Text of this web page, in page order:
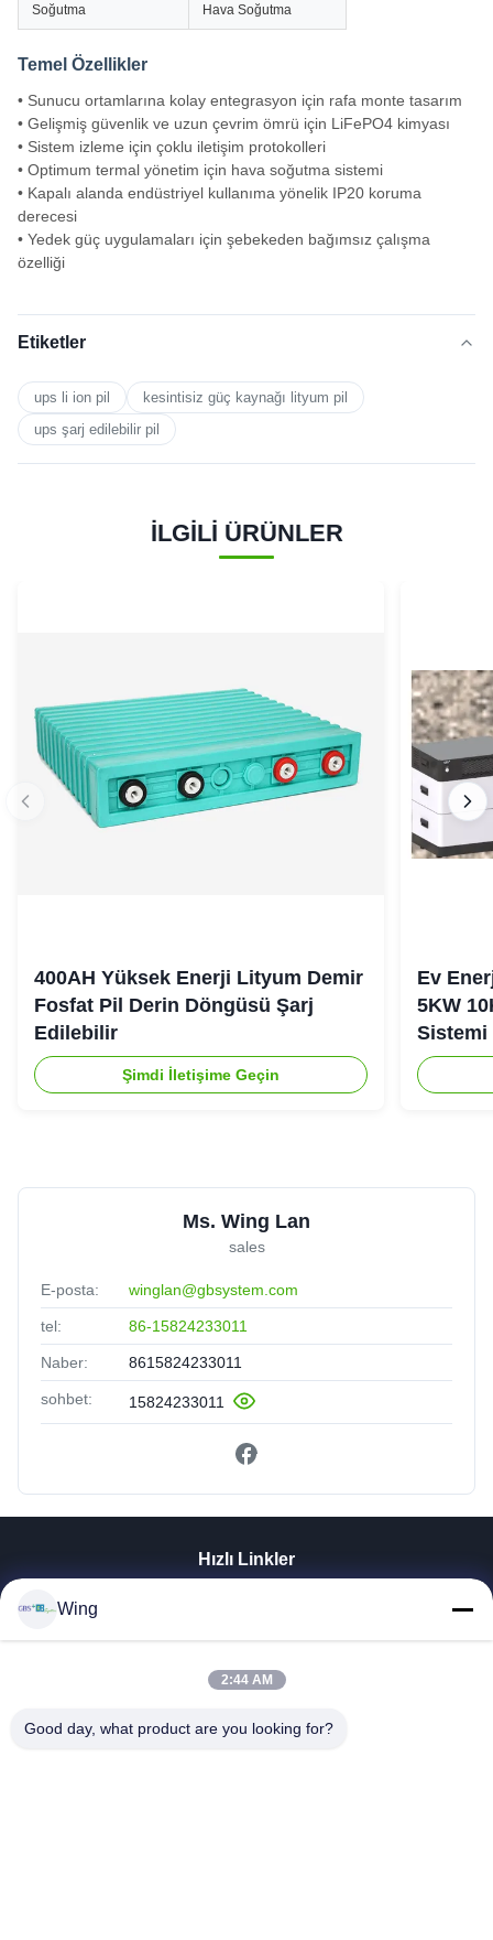
Soğutma Hava Soğutma
Temel Özellikler
• Sunucu ortamlarına kolay entegrasyon için rafa monte tasarım
• Gelişmiş güvenlik ve uzun çevrim ömrü için LiFePO4 kimyası
• Sistem izleme için çoklu iletişim protokolleri
• Optimum termal yönetim için hava soğutma sistemi
• Kapalı alanda endüstriyel kullanıma yönelik IP20 koruma
derecesi
• Yedek güç uygulamaları için şebekeden bağımsız çalışma
özelliği
Etiketler
ups li ion pil
kesintisiz güç kaynağı lityum pil
ups şarj edilebilir pil
İLGİLİ ÜRÜNLER
400AH Yüksek Enerji Lityum Demir
Fosfat Pil Derin Döngüsü Şarj
Edilebilir
Şimdi İletişime Geçin
Ev
5KW
Sistemi
Ms. Wing Lan
sales
E-posta: winglan@gbsystem.com
tel: 86-15824233011
Naber: 8615824233011
sohbet: 15824233011
Hızlı Linkler
VR Gösterisi
Fabrika Turu
Wing
2:44 AM
Good day, what product are you looking for?